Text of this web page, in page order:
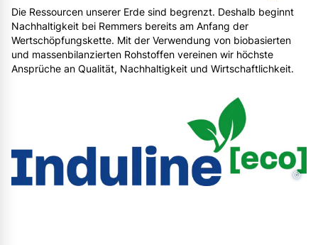
Die Ressourcen unserer Erde sind begrenzt. Deshalb beginnt
Nachhaltigkeit bei Remmers bereits am Anfang der
Wertschöpfungskette. Mit der Verwendung von biobasierten
und massenbilanzierten Rohstoffen vereinen wir höchste
Ansprüche an Qualität, Nachhaltigkeit und Wirtschaftlichkeit.
©